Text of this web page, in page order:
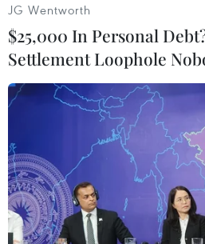
Giấy phép số: 1374/GP-BTTTT do Bộ
cấp ngày 11/9/2008.
Quảng cáo: Phó TBT Nguyễn Thị
tamvna@gmail.com
Điện thoại: (024) 39411349 - (024)
39411348
Email:vietnamplus2008@gmail.com
© Bản quyền thuộc về VietnamPlus,
mọi hình thức nếu không có sự
JG Wentworth
$25,000 In Personal
Settlement Loophole